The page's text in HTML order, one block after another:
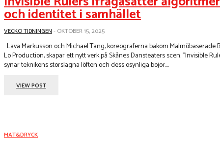
och identitet i samhället
VECKO TIDNINGEN- OKTOBER 15, 2025
Lava Markusson och Michael Tang, koreograferna bakom Malmöbaserade
Lo Production, skapar ett nytt verk på Skånes Dansteaters scen. "Invisible
synar teknikens storslagna löften och dess osynliga bojor....
VIEW POST
MAT&DRYCK